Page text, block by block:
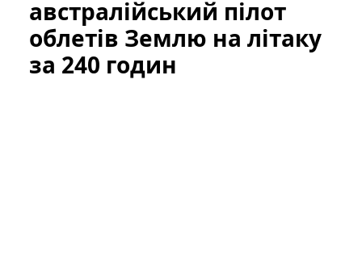
австралійський пілот
облетів Землю на літаку
за 240 годин